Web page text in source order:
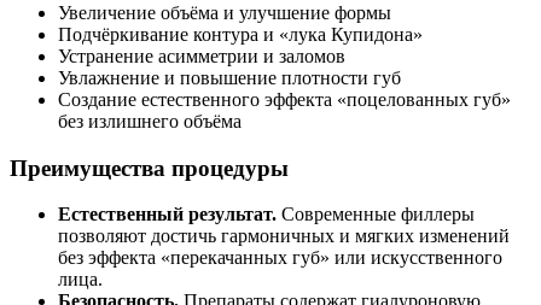
Увеличение объёма и улучшение формы
Подчёркивание контура и «лука Купидона»
Устранение асимметрии и заломов
Увлажнение и повышение плотности губ
Создание естественного эффекта «поцелованных губ»
без излишнего объёма
Преимущества процедуры
Естественный результат. Современные филлеры
позволяют достичь гармоничных и мягких изменений
без эффекта «перекачанных губ» или искусственного
лица.